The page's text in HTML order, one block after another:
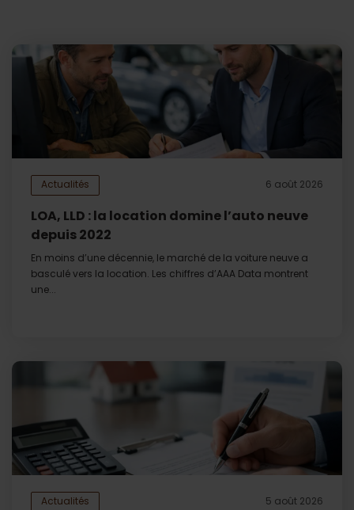
Actualités 6 août 2026
LOA, LLD : la location domine l’auto neuve
depuis 2022
En moins d’une décennie, le marché de la voiture neuve a
basculé vers la location. Les chiffres d’AAA Data montrent
une...
Actualités 5 août 2026